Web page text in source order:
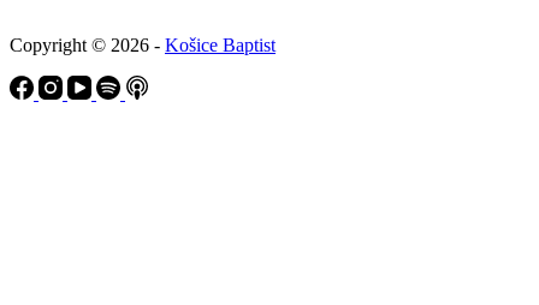
Copyright © 2026 - Košice Baptist